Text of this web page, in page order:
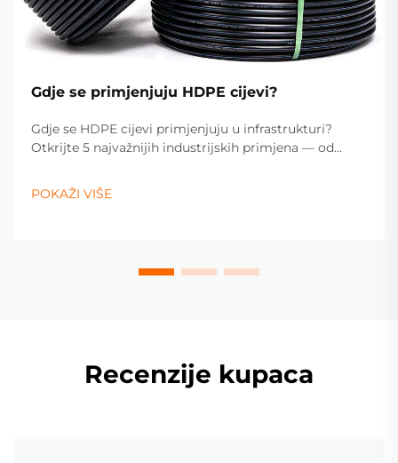
Gdje se primjenjuju HDPE cijevi?
Gdje se HDPE cijevi primjenjuju u infrastrukturi?
Otkrijte 5 najvažnijih industrijskih primjena — od
odvodnje i poljoprivrede. Optimizirajte specifikacije za
svoj projekt već danas.
POKAŽI VIŠE
Recenzije kupaca